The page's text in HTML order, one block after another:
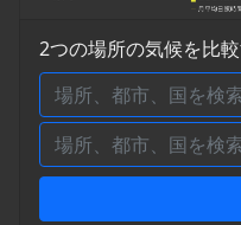
2つの場所の気候を比